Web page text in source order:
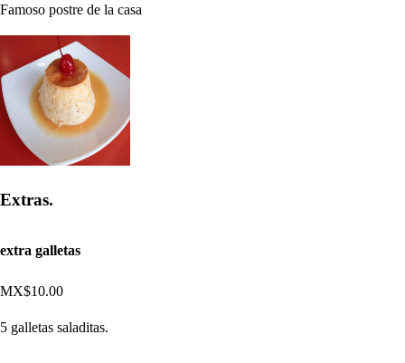
Famoso postre de la casa
Extras.
extra galletas
MX$10.00
5 galletas saladitas.